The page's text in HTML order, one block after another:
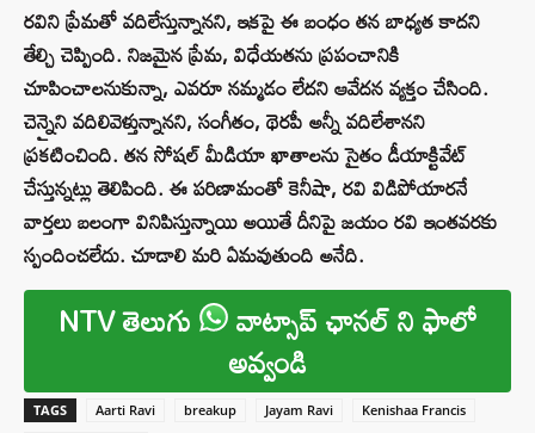
రవిని ప్రేమతో వదిలేస్తున్నానని, ఇకపై ఈ బంధం తన బాధ్యత కాదని
తేల్చి చెప్పింది. నిజమైన ప్రేమ, విధేయతను ప్రపంచానికి
చూపించాలనుకున్నా, ఎవరూ నమ్మడం లేదని ఆవేదన వ్యక్తం చేసింది.
చెన్నైని వదిలివెళ్తున్నానని, సంగీతం, థెరపీ అన్నీ వదిలేశానని
ప్రకటించింది. తన సోషల్ మీడియా ఖాతాలను సైతం డీయాక్టివేట్
చేస్తున్నట్లు తెలిపింది. ఈ పరిణామంతో కెనీషా, రవి విడిపోయారనే
వార్తలు బలంగా వినిపిస్తున్నాయి అయితే దీనిపై జయం రవి ఇంతవరకు
స్పందించలేదు. చూడాలి మరి ఏమవుతుంది అనేది.
NTV తెలుగు వాట్సాప్ ఛానల్ ని ఫాలో
అవ్వండి
TAGS Aarti Ravi breakup Jayam Ravi
Kenishaa Francis